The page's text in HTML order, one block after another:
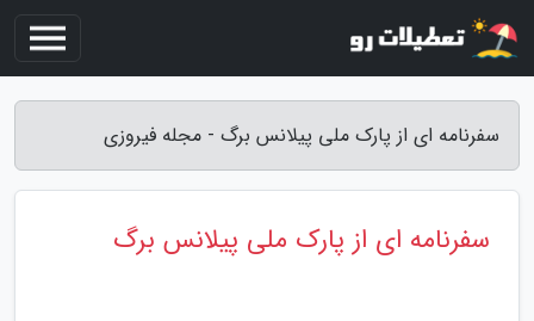
سفرنامه ای از پارک ملی پیلانس برگ - مجله فیروزی
سفرنامه ای از پارک ملی پیلانس برگ